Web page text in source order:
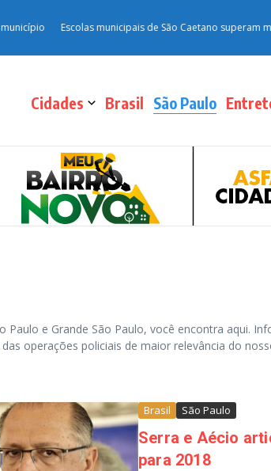
Escolas municipais de São Caetano superam médias
Cidades Brasil São Paulo
Paulo e Grande São Paulo, você encontra aqui.
operações policiais de maior relevância do
Brasil São Paulo
Serra e Aécio
para 2018